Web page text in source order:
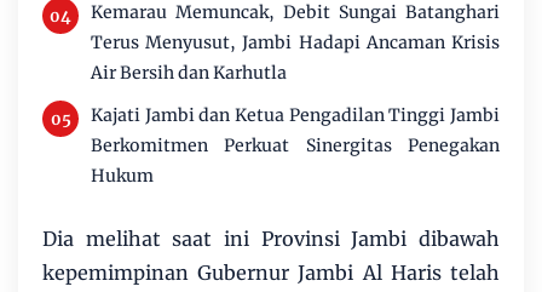
Kemarau Memuncak, Debit Sungai Batanghari
Terus Menyusut, Jambi Hadapi Ancaman Krisis
Air Bersih dan Karhutla
Kajati Jambi dan Ketua Pengadilan Tinggi Jambi
Berkomitmen Perkuat Sinergitas Penegakan
Hukum
Dia melihat saat ini Provinsi Jambi dibawah
kepemimpinan Gubernur Jambi Al Haris telah